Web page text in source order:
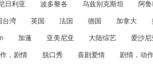
日利亚 波多黎各 乌兹别克斯坦 阿
台湾 英国 法国 德国 加拿大
加蓬 亚美尼亚 大陆综艺 爱沙尼
，剧情 脱口秀 喜剧爱情 剧情，动